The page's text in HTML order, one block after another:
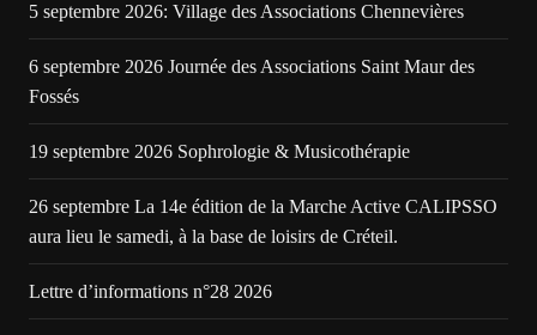
5 septembre 2026: Village des Associations Chennevières
6 septembre 2026 Journée des Associations Saint Maur des
Fossés
19 septembre 2026 Sophrologie & Musicothérapie
26 septembre La 14e édition de la Marche Active CALIPSSO
aura lieu le samedi, à la base de loisirs de Créteil.
Lettre d’informations n°28 2026